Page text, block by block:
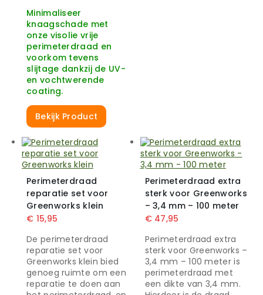
Minimaliseer
knaagschade met
onze visolie vrije
perimeterdraad en
voorkom tevens
slijtage dankzij de UV-
en vochtwerende
coating.
Bekijk Product
Perimeterdraad
reparatie set voor
Greenworks klein
€ 15,95
De perimeterdraad
reparatie set voor
Greenworks klein bied
genoeg ruimte om een
reparatie te doen aan
Perimeterdraad extra
sterk voor Greenworks
– 3,4 mm – 100 meter
€47,95
Perimeterdraad extra
sterk voor Greenworks –
3,4 mm – 100 meter is
perimeterdraad met
een dikte van 3,4 mm.